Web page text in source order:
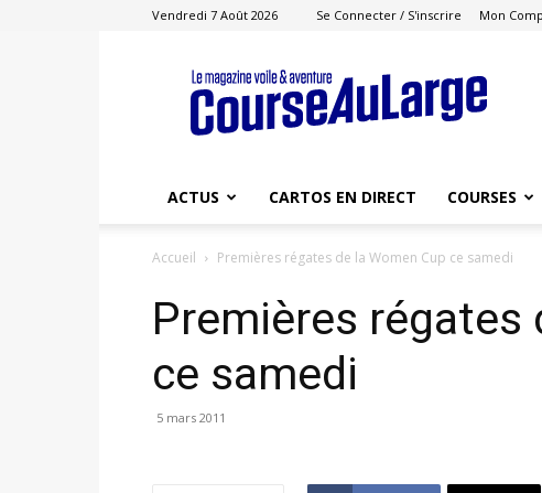
Vendredi 7 Août 2026 Se Connecter / S'inscrire Mon
Course
au
Large
ACTUS CARTOS EN DIRECT COURSES
Accueil Premières régates de la Women Cup ce samedi
Premières régates
ce samedi
5 mars 2011